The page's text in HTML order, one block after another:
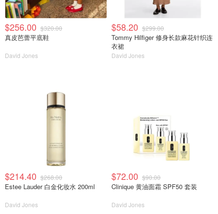
$256.00 $320.00
真皮芭蕾平底鞋
David Jones
$58.20 $299.00
Tommy Hilfiger 修身长款麻花针织连
衣裙
David Jones
$214.40 $268.00
Estee Lauder 白金化妆水 200ml
David Jones
$72.00 $90.00
Clinique 黄油面霜 SPF50 套装
David Jones